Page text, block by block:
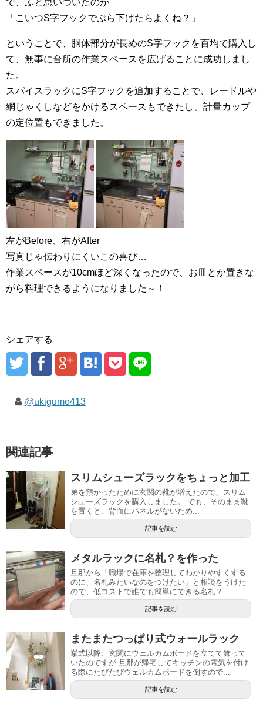
で、ふと思いついたのが
「こいつS字フックでぶら下げたらよくね？」
ということで、胴体部分が長めのS字フックを百均で購入し
て、無事に台所の作業スペースを広げることに成功しまし
た。
スパイスラックにS字フックを追加することで、レードルや
網じゃくしなどをかけるスペースもできたし、計量カップ
の定位置もできました。
左がBefore、右がAfter
写真じゃ伝わりにくいこの喜び…
作業スペースが10cmほど深くなったので、お皿とか置きな
がら料理できるようになりました～！
シェアする
@ukigumo413
関連記事
スリムシューズラックをちょっと加工
弟を預かったために玄関の靴が増えたので、スリム
シューズラックを購入しました。 でも、そのまま靴
を置くと、背面にパネルがないため...
記事を読む
メタルラックに名札？を作った
旦那から「職場で在庫を整理してわかりやすくする
のに、名札みたいなのをつけたい」と相談をうけた
ので、低コストで誰でも簡単にできる名札？...
記事を読む
またまたつっぱり式ウォールラック
挙式以降、玄関にウェルカムボードを立てて飾って
いたのですが 旦那が帰宅してキッチンの電気を付け
る際にたびたびウェルカムボードを倒すので...
記事を読む